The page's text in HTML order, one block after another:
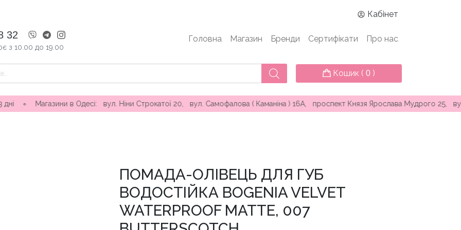
Кабінет
32
з 10.00 до 19.00
Головна Магазин Бренди Сертифікати Про нас
Кошик ( 0 )
в Одесі: вул. Ніни Строкатої 20, вул. Самофалова ( Каманіна ) 16А, проспект Князя Ярослава Мудрого 25, вул. Перлинна
ПОМАДА-ОЛІВЕЦЬ ДЛЯ ГУБ
ВОДОСТІЙКА BOGENIA VELVET
WATERPROOF MATTE, 007